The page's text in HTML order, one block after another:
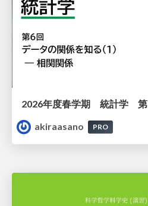
akiraasano
PRO